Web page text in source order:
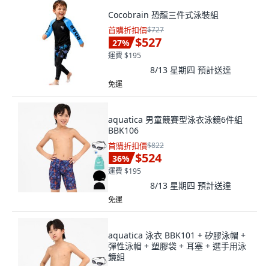
Cocobrain 恐龍三件式泳裝組
首購折扣價$727
27% $527
運費 $195
8/13 星期四 預計送達
免運
aquatica 男童競賽型泳衣泳鏡6件組
BBK106
首購折扣價$822
36% $524
運費 $195
8/13 星期四 預計送達
免運
aquatica 泳衣 BBK101 + 矽膠泳帽 +
彈性泳帽 + 塑膠袋 + 耳塞 + 選手用泳
鏡組